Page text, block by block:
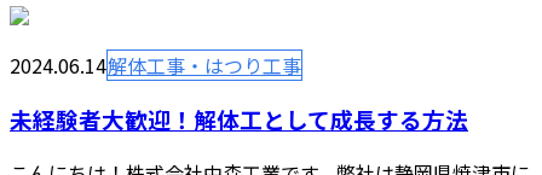
2024.06.14解体工事・はつり工事
未経験者大歓迎！解体工として成長する方法